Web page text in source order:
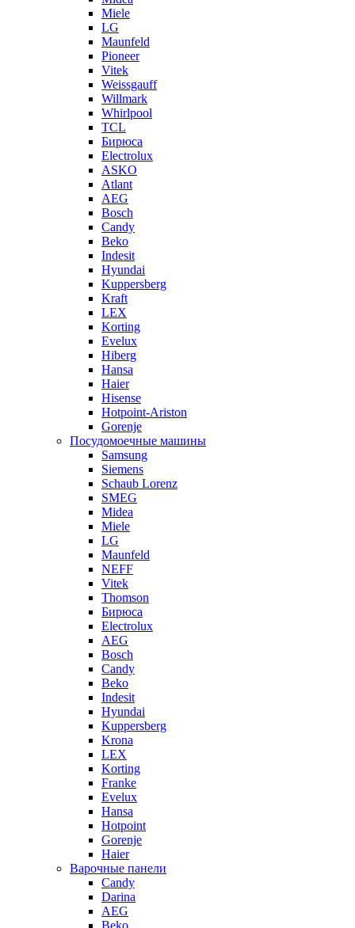
Miele
LG
Maunfeld
Pioneer
Vitek
Weissgauff
Willmark
Whirlpool
TCL
Бирюса
Electrolux
ASKO
Atlant
AEG
Bosch
Candy
Beko
Indesit
Hyundai
Kuppersberg
Kraft
LEX
Korting
Evelux
Hiberg
Hansa
Haier
Hisense
Hotpoint-Ariston
Gorenje
Посудомоечные машины
Samsung
Siemens
Schaub Lorenz
SMEG
Midea
Miele
LG
Maunfeld
NEFF
Vitek
Thomson
Бирюса
Electrolux
AEG
Bosch
Candy
Beko
Indesit
Hyundai
Kuppersberg
Krona
LEX
Korting
Franke
Evelux
Hansa
Hotpoint
Gorenje
Haier
Варочные панели
Candy
Darina
AEG